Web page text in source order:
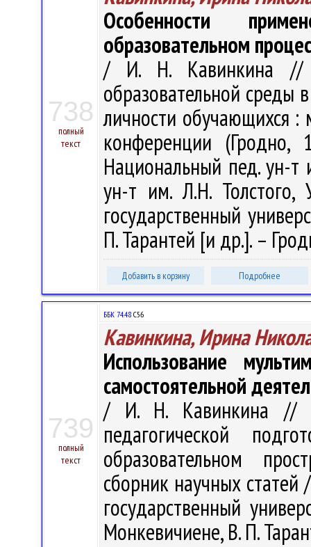
738
полный
текст
Особенности
образовательном
/ И. Н. Кавинкина //
образовательной среды
личности обучающихся
конференции
Национальный пед. ун-т
ун-т им. Л.Н. Толстого,
государственный
П. Тарантей [и др.]. –
Добавить в корзину Подробнее
739
полный
текст
ББК 74.48 С56
Кавинкина, Ирина
Использование
самостоятельной
/ И. Н. Кавинкина //
педагогической
образовательном
сборник научных
государственный
Монкевичиене, В. П.